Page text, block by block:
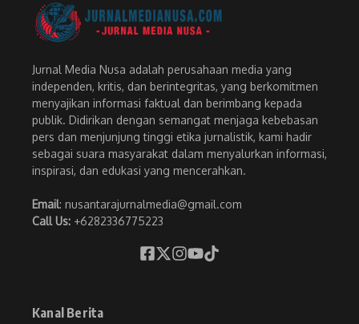
Jurnal Media Nusa adalah perusahaan media yang
independen, kritis, dan berintegritas, yang berkomitmen
menyajikan informasi faktual dan berimbang kepada
publik. Didirikan dengan semangat menjaga kebebasan
pers dan menjunjung tinggi etika jurnalistik, kami hadir
sebagai suara masyarakat dalam menyalurkan informasi,
inspirasi, dan edukasi yang mencerahkan.
Email: nusantarajurnalmedia@gmail.com
Call Us: +6282336775223
Kanal Berita